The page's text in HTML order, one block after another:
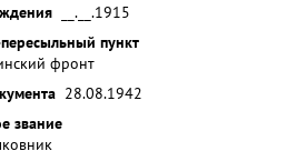
__.__.1915
пункт
фронт
28.08.1942
звание